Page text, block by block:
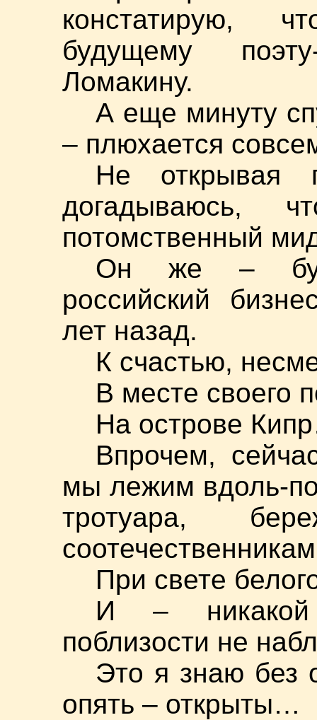
констатирую,
будущему
Ломакину.
А еще минуту
– плюхается
Не открывая
догадываюсь,
потомственный
Он же –
российский
лет назад.
К счастью,
В месте своего
На острове
Впрочем,
мы лежим вдоль-
тротуара,
При свете
И – никакой
поблизости не
Это я знаю без
опять – открыты…